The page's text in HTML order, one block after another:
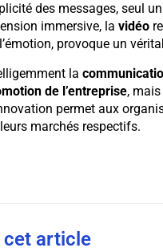
des messages, seul un
immersive, la vidéo
provoque un
la
de l’entreprise, mais
permet aux
marchés respectifs.
cet article